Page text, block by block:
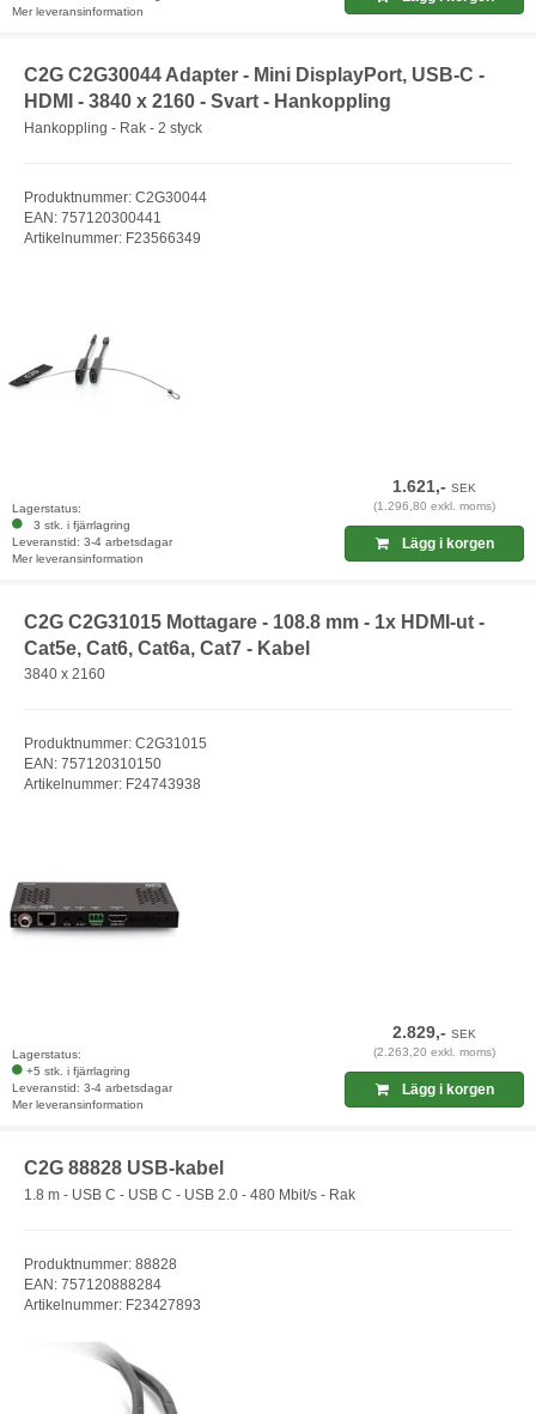
Mer leveransinformation
C2G C2G30044 Adapter - Mini DisplayPort, USB-C -
HDMI - 3840 x 2160 - Svart - Hankoppling
Hankoppling - Rak - 2 styck
Produktnummer: C2G30044
EAN: 757120300441
Artikelnummer: F23566349
Lagerstatus:
3 stk. i fjärrlagring
Leveranstid: 3-4 arbetsdagar
Mer leveransinformation
1.621,-SEK
(1.296,80 exkl. moms)
Lägg i korgen
C2G C2G31015 Mottagare - 108.8 mm - 1x HDMI-ut -
Cat5e, Cat6, Cat6a, Cat7 - Kabel
3840 x 2160
Produktnummer: C2G31015
EAN: 757120310150
Artikelnummer: F24743938
Lagerstatus:
+5 stk. i fjärrlagring
Leveranstid: 3-4 arbetsdagar
Mer leveransinformation
2.829,-SEK
(2.263,20 exkl. moms)
Lägg i korgen
C2G 88828 USB-kabel
1.8 m - USB C - USB C - USB 2.0 - 480 Mbit/s - Rak
Produktnummer: 88828
EAN: 757120888284
Artikelnummer: F23427893